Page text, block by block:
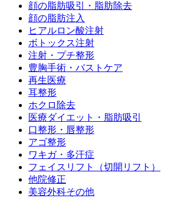
顔の脂肪吸引・脂肪除去
顔の脂肪注入
ヒアルロン酸注射
ボトックス注射
注射・プチ整形
豊胸手術・バストケア
再生医療
耳整形
ホクロ除去
医療ダイエット・脂肪吸引
口整形・唇整形
アゴ整形
ワキガ・多汗症
フェイスリフト（切開リフト）
他院修正
美容外科その他